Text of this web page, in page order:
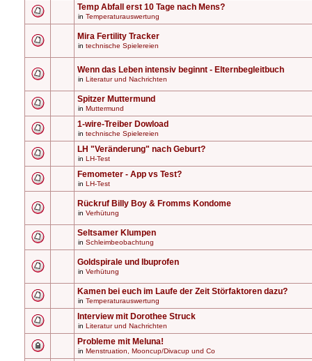
Temp Abfall erst 10 Tage nach Mens?
in Temperaturauswertung
Mira Fertility Tracker
in technische Spielereien
Wenn das Leben intensiv beginnt - Elternbegleitbuch
in Literatur und Nachrichten
Spitzer Muttermund
in Muttermund
1-wire-Treiber Dowload
in technische Spielereien
LH "Veränderung" nach Geburt?
in LH-Test
Femometer - App vs Test?
in LH-Test
Rückruf Billy Boy & Fromms Kondome
in Verhütung
Seltsamer Klumpen
in Schleimbeobachtung
Goldspirale und Ibuprofen
in Verhütung
Kamen bei euch im Laufe der Zeit Störfaktoren dazu?
in Temperaturauswertung
Interview mit Dorothee Struck
in Literatur und Nachrichten
Probleme mit Meluna!
in Menstruation, Mooncup/Divacup und Co